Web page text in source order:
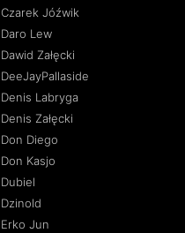
Czarek Jóźwik
Daro Lew
Dawid Załęcki
DeeJayPallaside
Denis Labryga
Denis Załęcki
Don Diego
Don Kasjo
Dubiel
Dzinold
Erko Jun